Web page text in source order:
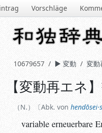
Vorschläge
10679657 変動 変動
N. Abk. von
variable erneuerbare
【変動再エネ】
N. Abk. von
variable erneuerbare